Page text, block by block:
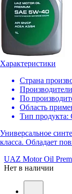
Характеристики
Страна
По
Область
Тип продукта:
Универсальное
класса. Обладает
UAZ Motor Oil
Нет в наличии